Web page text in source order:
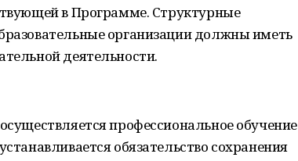
в Программе. Структурные
организации должны иметь
деятельности.
профессиональное обучение
обязательство сохранения